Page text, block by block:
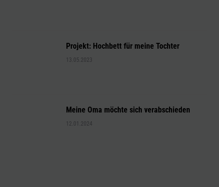
Projekt: Hochbett für meine Tochter
13.05.2023
Meine Oma möchte sich verabschieden
12.01.2024